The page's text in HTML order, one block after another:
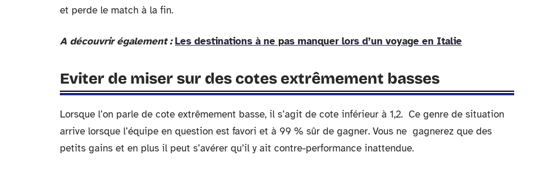
et perde le match à la fin.
A découvrir également : Les destinations à ne pas manquer lors d’un voyage en Italie
Eviter de miser sur des cotes extrêmement basses
Lorsque l’on parle de cote extrêmement basse, il s’agit de cote inférieur à 1,2. Ce genre de situation
arrive lorsque l’équipe en question est favori et à 99 % sûr de gagner. Vous ne gagnerez que des
petits gains et en plus il peut s’avérer qu’il y ait contre-performance inattendue.